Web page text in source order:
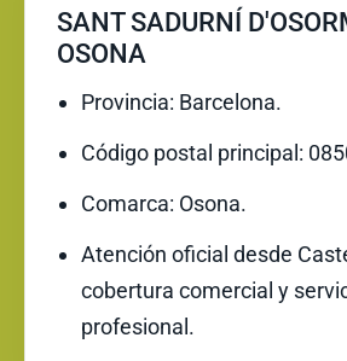
SANT SADURNÍ
OSONA
Provincia: Barcelona.
Código postal principal:
Comarca: Osona.
Atención oficial desde
cobertura comercial y
profesional.